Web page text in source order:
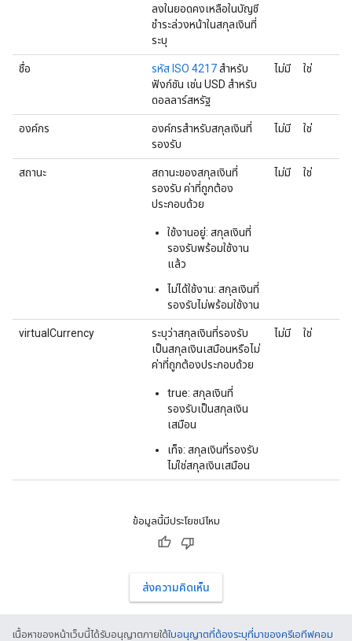
ลงในยอดคงเหลือในบัญชี
ชำระล่วงหน้าในสกุลเงินที่
ระบุ
ชื่อ รหัส ISO 4217สำหรับ
ฟังก์ชัน เช่น USD สำหรับ
ดอลลาร์สหรัฐ
ไม่มี ใช่
องค์กร
องค์กรสำหรับสกุลเงินที่
รองรับ
ไม่มี ใช่
สถานะ
สถานะของสกุลเงินที่
รองรับ ค่าที่ถูกต้อง
ประกอบด้วย
ใช้งานอยู่: สกุลเงินที่
รองรับพร้อมใช้งาน
แล้ว
ไม่ได้ใช้งาน: สกุลเงินที่
รองรับไม่พร้อมใช้งาน
ไม่มี ใช่
virtualCurrency
ระบุว่าสกุลเงินที่รองรับ
เป็นสกุลเงินเสมือนหรือไม่
ค่าที่ถูกต้องประกอบด้วย
true: สกุลเงินที่
รองรับเป็นสกุลเงิน
เสมือน
เท็จ: สกุลเงินที่รองรับ
ไม่ใช่สกุลเงินเสมือน
ไม่มี ใช่
ข้อมูลนี้มีประโยชน์ไหม
ส่งความคิดเห็น
เนื้อหาของหน้าเว็บนี้ได้รับอนุญาตภายใต้ใบอนุญาตที่ต้องระบุที่มาของครีเอทีฟคอม